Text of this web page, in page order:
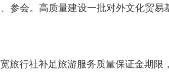
参会。高质量建设一批对外文化贸
旅行社补足旅游服务质量保证金期限